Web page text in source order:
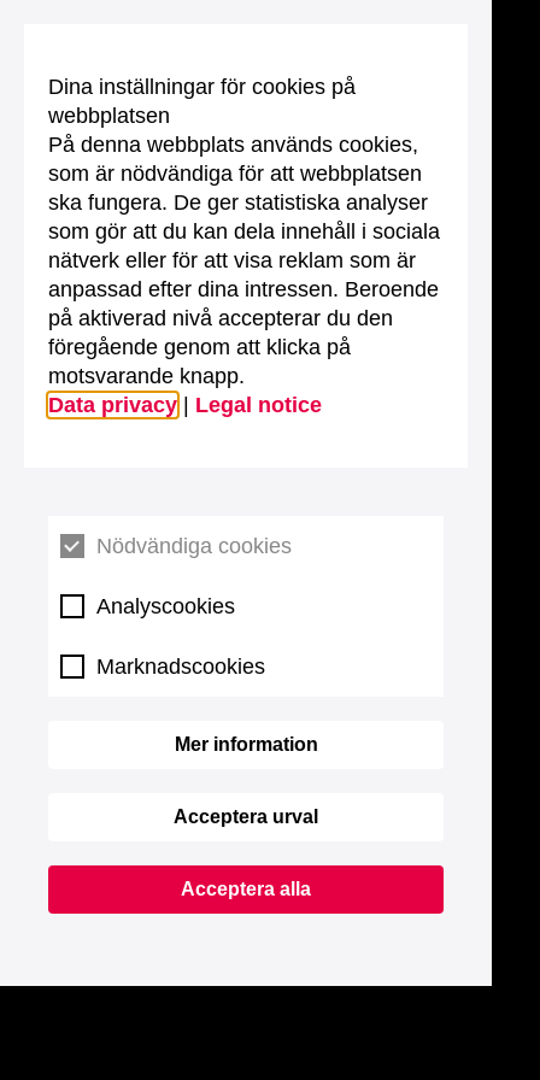
Dina inställningar för cookies på
webbplatsen
På denna webbplats används cookies,
som är nödvändiga för att webbplatsen
ska fungera. De ger statistiska analyser
som gör att du kan dela innehåll i sociala
nätverk eller för att visa reklam som är
anpassad efter dina intressen. Beroende
på aktiverad nivå accepterar du den
föregående genom att klicka på
motsvarande knapp.
Data privacy
Legal notice
Nödvändiga cookies
Analyscookies
Marknadscookies
Mer information
Acceptera urval
Acceptera alla